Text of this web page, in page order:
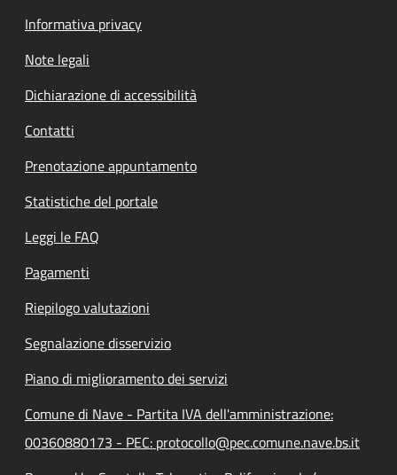
Informativa privacy
Note legali
Dichiarazione di accessibilità
Contatti
Prenotazione appuntamento
Statistiche del portale
Leggi le FAQ
Pagamenti
Riepilogo valutazioni
Segnalazione disservizio
Piano di miglioramento dei servizi
Comune di Nave - Partita IVA dell'amministrazione:
00360880173 - PEC: protocollo@pec.comune.nave.bs.it